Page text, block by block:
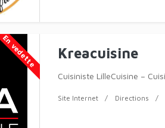
En vedette Kreacuisine
Cuisiniste LilleCuisine –
Site Internet Directions